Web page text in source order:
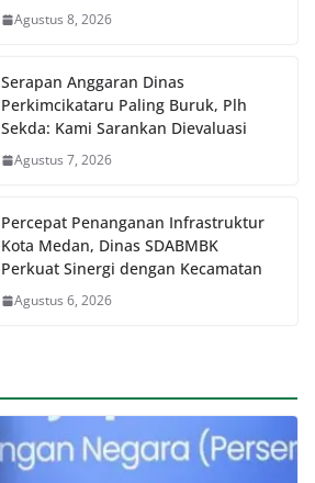
Agustus 8, 2026
Serapan Anggaran Dinas
Perkimcikataru Paling Buruk, Plh
Sekda: Kami Sarankan Dievaluasi
Agustus 7, 2026
Percepat Penanganan Infrastruktur
Kota Medan, Dinas SDABMBK
Perkuat Sinergi dengan Kecamatan
Agustus 6, 2026